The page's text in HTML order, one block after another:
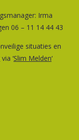
Irma
06 – 11 14 44 43
situaties en
‘Slim Melden‘